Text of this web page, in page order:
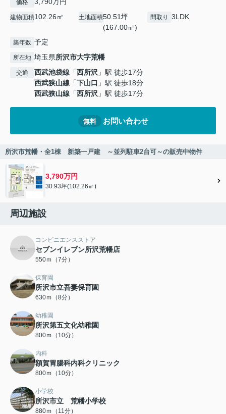
価格 3,790万円
建物面積102.26㎡ 土地面積50.51坪
(167.00㎡)
間取り 3LDK
築年数 予定
所在地 埼玉県所沢市大字荒幡
交通 西武池袋線 「西所沢 」駅 徒歩17分
西武狭山線 「下山口 」駅 徒歩18分
西武狭山線 「西所沢 」駅 徒歩17分
無料 お問い合わせ
所沢市荒幡・全1棟 新築一戸建 ～並列駐車2台可～の販売中物件
3,790万円
30.93坪(102.26㎡)
周辺施設
コンビニエンスストア
セブンイレブン所沢荒幡店
550ｍ（7分）
保育園
所沢市立吾妻保育園
630ｍ（8分）
幼稚園
所沢第五文化幼稚園
800ｍ（10分）
内科
額賀胃腸科内科クリニック
800ｍ（10分）
小学校
所沢市立 荒幡小学校
880ｍ（11分）